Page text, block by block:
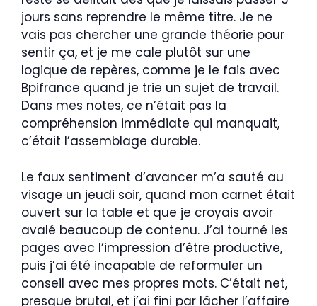
jours sans reprendre le même titre. Je ne
vais pas chercher une grande théorie pour
sentir ça, et je me cale plutôt sur une
logique de repères, comme je le fais avec
Bpifrance quand je trie un sujet de travail.
Dans mes notes, ce n’était pas la
compréhension immédiate qui manquait,
c’était l’assemblage durable.
Le faux sentiment d’avancer m’a sauté au
visage un jeudi soir, quand mon carnet était
ouvert sur la table et que je croyais avoir
avalé beaucoup de contenu. J’ai tourné les
pages avec l’impression d’être productive,
puis j’ai été incapable de reformuler un
conseil avec mes propres mots. C’était net,
presque brutal, et j’ai fini par lâcher l’affaire